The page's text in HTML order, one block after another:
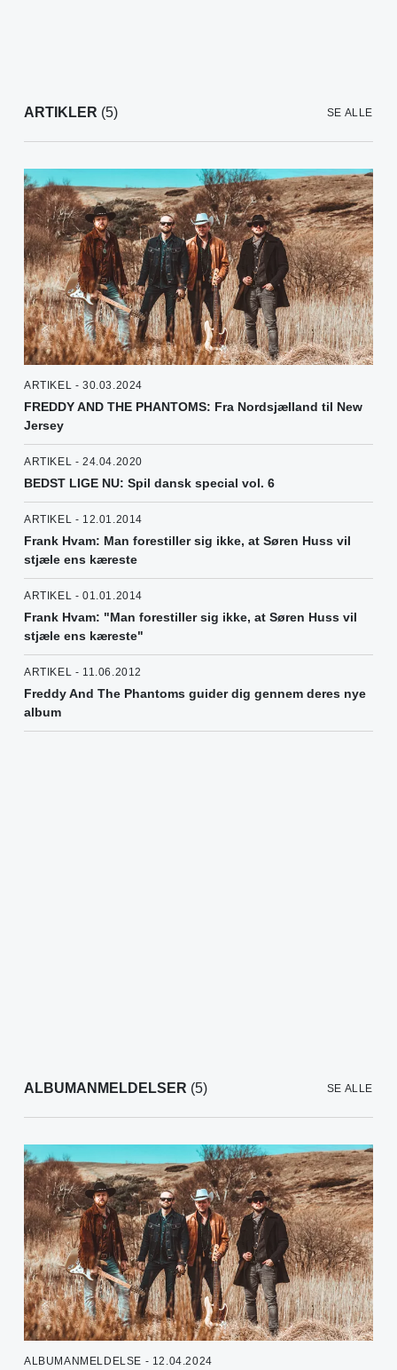
ARTIKLER (5) SE ALLE
ARTIKEL - 30.03.2024
FREDDY AND THE PHANTOMS: Fra Nordsjælland til New
Jersey
ARTIKEL - 24.04.2020
BEDST LIGE NU: Spil dansk special vol. 6
ARTIKEL - 12.01.2014
Frank Hvam: Man forestiller sig ikke, at Søren Huss vil
stjæle ens kæreste
ARTIKEL - 01.01.2014
Frank Hvam: "Man forestiller sig ikke, at Søren Huss vil
stjæle ens kæreste"
ARTIKEL - 11.06.2012
Freddy And The Phantoms guider dig gennem deres nye
album
ALBUMANMELDELSER (5) SE ALLE
ALBUMANMELDELSE - 12.04.2024